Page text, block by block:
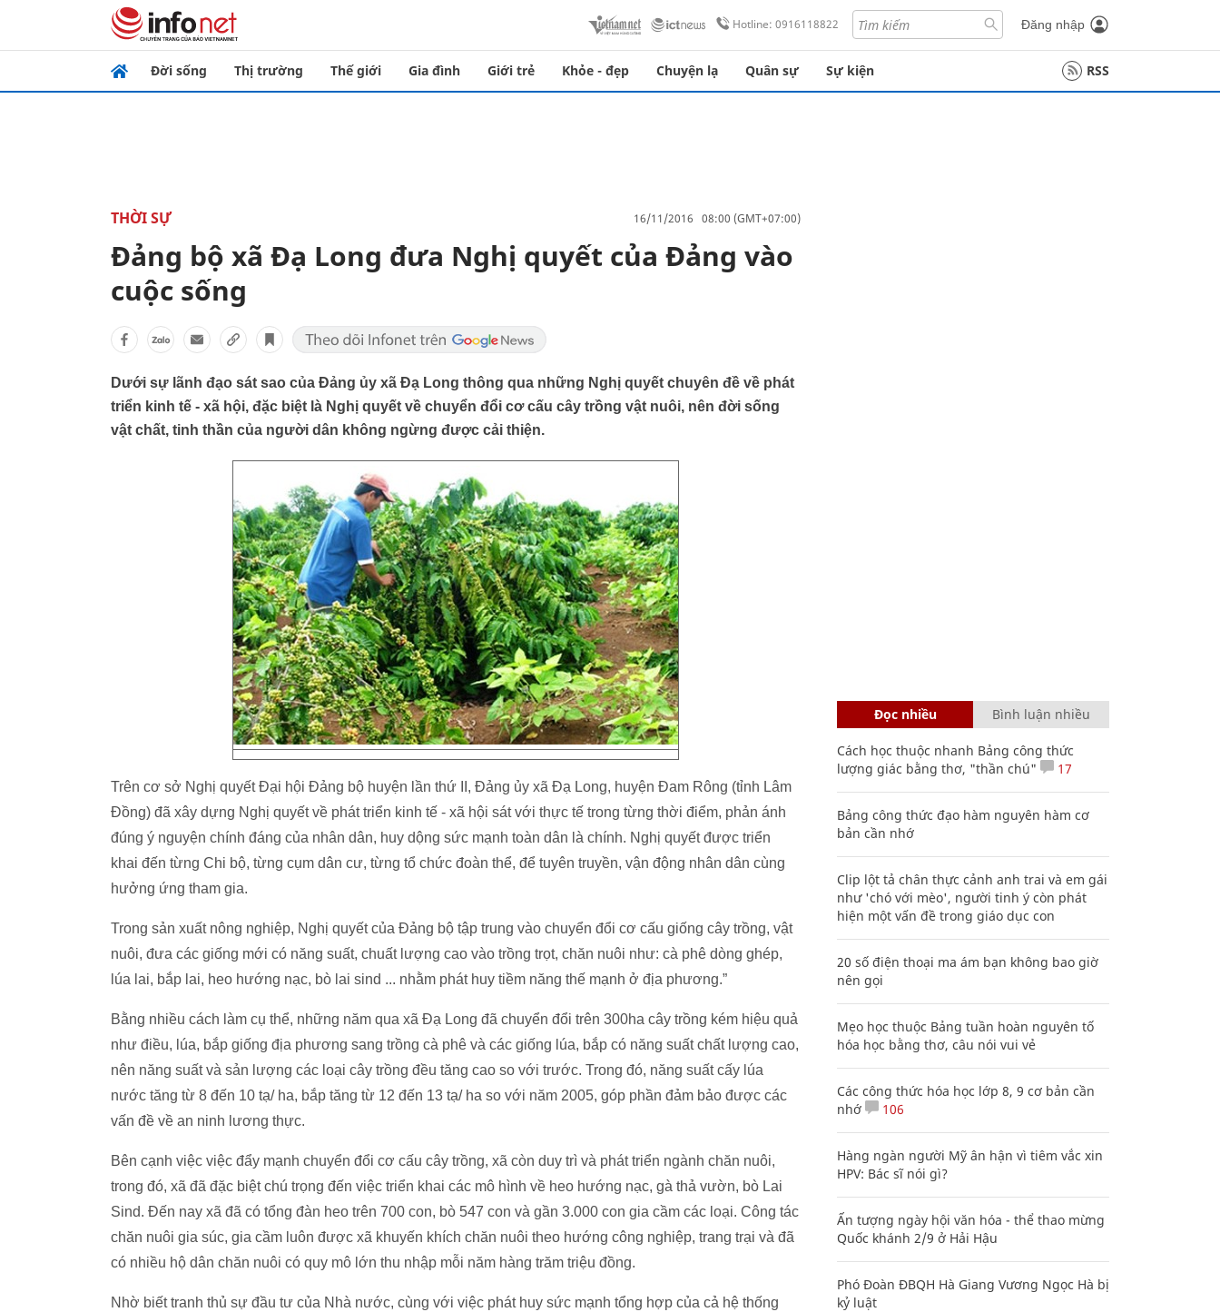
Hotline: 0916118822 Đăng nhập
Đời sống Thị trường Thế giới Gia đình Giới trẻ Khỏe - đẹp Chuyện lạ Quân sự Sự kiện RSS
THỜI SỰ 16/11/2016 08:00 (GMT+07:00)
Đảng bộ xã Đạ Long đưa Nghị quyết của Đảng vào
cuộc sống
Dưới sự lãnh đạo sát sao của Đảng ủy xã Đạ Long thông qua những Nghị quyết chuyên đề về phát
triển kinh tế - xã hội, đặc biệt là Nghị quyết về chuyển đổi cơ cấu cây trồng vật nuôi, nên đời sống
vật chất, tinh thần của người dân không ngừng được cải thiện.
Trên cơ sở Nghị quyết Đại hội Đảng bộ huyện lần thứ II, Đảng ủy xã Đạ Long, huyện Đam Rông (tỉnh Lâm
Đồng) đã xây dựng Nghị quyết về phát triển kinh tế - xã hội sát với thực tế trong từng thời điểm, phản ánh
đúng ý nguyện chính đáng của nhân dân, huy dộng sức mạnh toàn dân là chính. Nghị quyết được triển
khai đến từng Chi bộ, từng cụm dân cư, từng tổ chức đoàn thể, để tuyên truyền, vận động nhân dân cùng
hưởng ứng tham gia.
Trong sản xuất nông nghiệp, Nghị quyết của Đảng bộ tập trung vào chuyển đổi cơ cấu giống cây trồng, vật
nuôi, đưa các giống mới có năng suất, chuất lượng cao vào trồng trọt, chăn nuôi như: cà phê dòng ghép,
lúa lai, bắp lai, heo hướng nạc, bò lai sind ... nhằm phát huy tiềm năng thế mạnh ở địa phương.”
Bằng nhiều cách làm cụ thể, những năm qua xã Đạ Long đã chuyển đổi trên 300ha cây trồng kém hiệu quả
như điều, lúa, bắp giống địa phương sang trồng cà phê và các giống lúa, bắp có năng suất chất lượng cao,
nên năng suất và sản lượng các loại cây trồng đều tăng cao so với trước. Trong đó, năng suất cấy lúa
nước tăng từ 8 đến 10 tạ/ ha, bắp tăng từ 12 đến 13 tạ/ ha so với năm 2005, góp phần đảm bảo được các
vấn đề về an ninh lương thực.
Bên cạnh việc việc đẩy mạnh chuyển đổi cơ cấu cây trồng, xã còn duy trì và phát triển ngành chăn nuôi,
trong đó, xã đã đặc biệt chú trọng đến việc triển khai các mô hình về heo hướng nạc, gà thả vườn, bò Lai
Sind. Đến nay xã đã có tổng đàn heo trên 700 con, bò 547 con và gần 3.000 con gia cầm các loại. Công tác
chăn nuôi gia súc, gia cầm luôn được xã khuyến khích chăn nuôi theo hướng công nghiệp, trang trại và đã
có nhiều hộ dân chăn nuôi có quy mô lớn thu nhập mỗi năm hàng trăm triệu đồng.
Nhờ biết tranh thủ sự đầu tư của Nhà nước, cùng với việc phát huy sức mạnh tổng hợp của cả hệ thống
Đọc nhiều Bình luận nhiều
Cách học thuộc nhanh Bảng công thức
lượng giác bằng thơ, "thần chú"
17
Bảng công thức đạo hàm nguyên hàm cơ
bản cần nhớ
Clip lột tả chân thực cảnh anh trai và em gái
như 'chó với mèo', người tinh ý còn phát
hiện một vấn đề trong giáo dục con
20 số điện thoại ma ám bạn không bao giờ
nên gọi
Mẹo học thuộc Bảng tuần hoàn nguyên tố
hóa học bằng thơ, câu nói vui vẻ
Các công thức hóa học lớp 8, 9 cơ bản cần
nhớ
106
Hàng ngàn người Mỹ ân hận vì tiêm vắc xin
HPV: Bác sĩ nói gì?
Ấn tượng ngày hội văn hóa - thể thao mừng
Quốc khánh 2/9 ở Hải Hậu
Phó Đoàn ĐBQH Hà Giang Vương Ngọc Hà bị
kỷ luật